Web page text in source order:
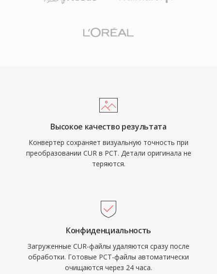
Высокое качество результата
Конвертер сохраняет визуальную точность при
преобразовании CUR в PCT. Детали оригинала не
теряются.
Конфиденциальность
Загруженные CUR-файлы удаляются сразу после
обработки. Готовые PCT-файлы автоматически
очищаются через 24 часа.